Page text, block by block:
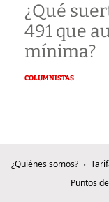
¿Qué
491 que
mínima?
COLUMNISTAS
¿Quiénes somos?
Puntos